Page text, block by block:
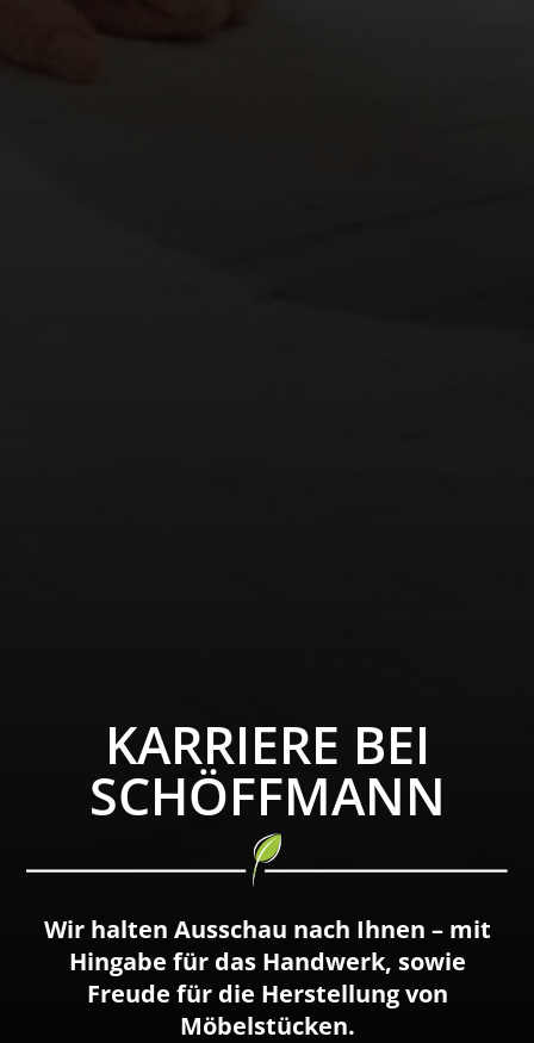
KARRIERE BEI
SCHÖFFMANN
Wir halten Ausschau nach Ihnen – mit
Hingabe für das Handwerk, sowie
Freude für die Herstellung von
Möbelstücken.